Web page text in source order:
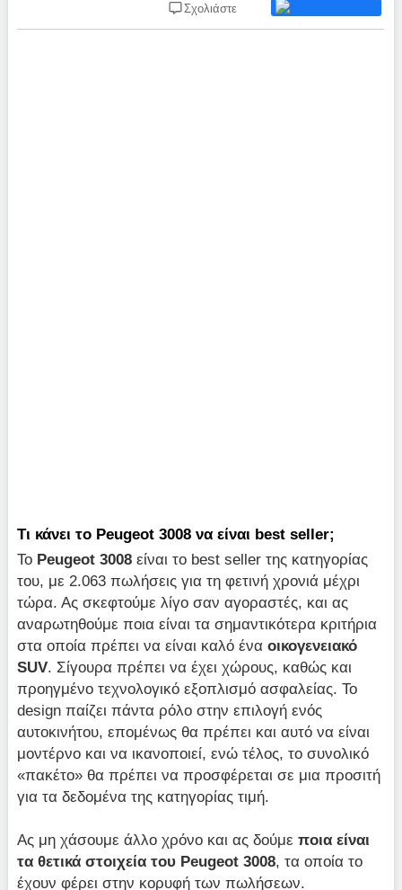
Σχολιάστε
Τι κάνει το Peugeot 3008 να είναι best seller;
Το Peugeot 3008 είναι το best seller της κατηγορίας
του, με 2.063 πωλήσεις για τη φετινή χρονιά μέχρι
τώρα. Ας σκεφτούμε λίγο σαν αγοραστές, και ας
αναρωτηθούμε ποια είναι τα σημαντικότερα κριτήρια
στα οποία πρέπει να είναι καλό έναοικογενειακό
SUV. Σίγουρα πρέπει να έχει χώρους, καθώς και
προηγμένο τεχνολογικό εξοπλισμό ασφαλείας. Το
design παίζει πάντα ρόλο στην επιλογή ενός
αυτοκινήτου, επομένως θα πρέπει και αυτό να είναι
μοντέρνο και να ικανοποιεί, ενώ τέλος, το συνολικό
«πακέτο» θα πρέπει να προσφέρεται σε μια προσιτή
για τα δεδομένα της κατηγορίας τιμή.
Ας μη χάσουμε άλλο χρόνο και ας δούμεποια είναι
τα θετικά στοιχεία του Peugeot 3008, τα οποία το
έχουν φέρει στην κορυφή των πωλήσεων.